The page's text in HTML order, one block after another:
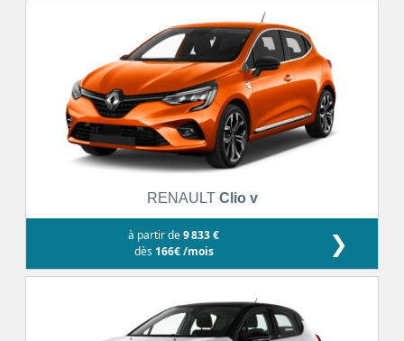
RENAULT Clio v
à partir de9 833 €
dès 166€ /mois ❯